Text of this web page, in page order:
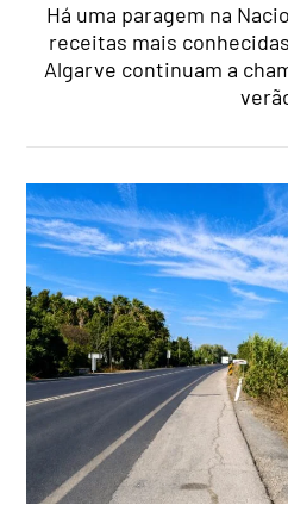
Há uma paragem na
receitas mais
Algarve continuam a